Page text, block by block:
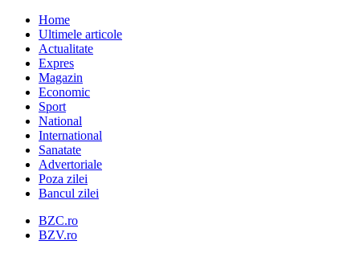
Home
Ultimele articole
Actualitate
Expres
Magazin
Economic
Sport
National
International
Sanatate
Advertoriale
Poza zilei
Bancul zilei
BZC.ro
BZV.ro